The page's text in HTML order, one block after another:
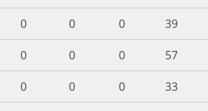
0 0 0
39
0 0 0
57
0 0 0
33